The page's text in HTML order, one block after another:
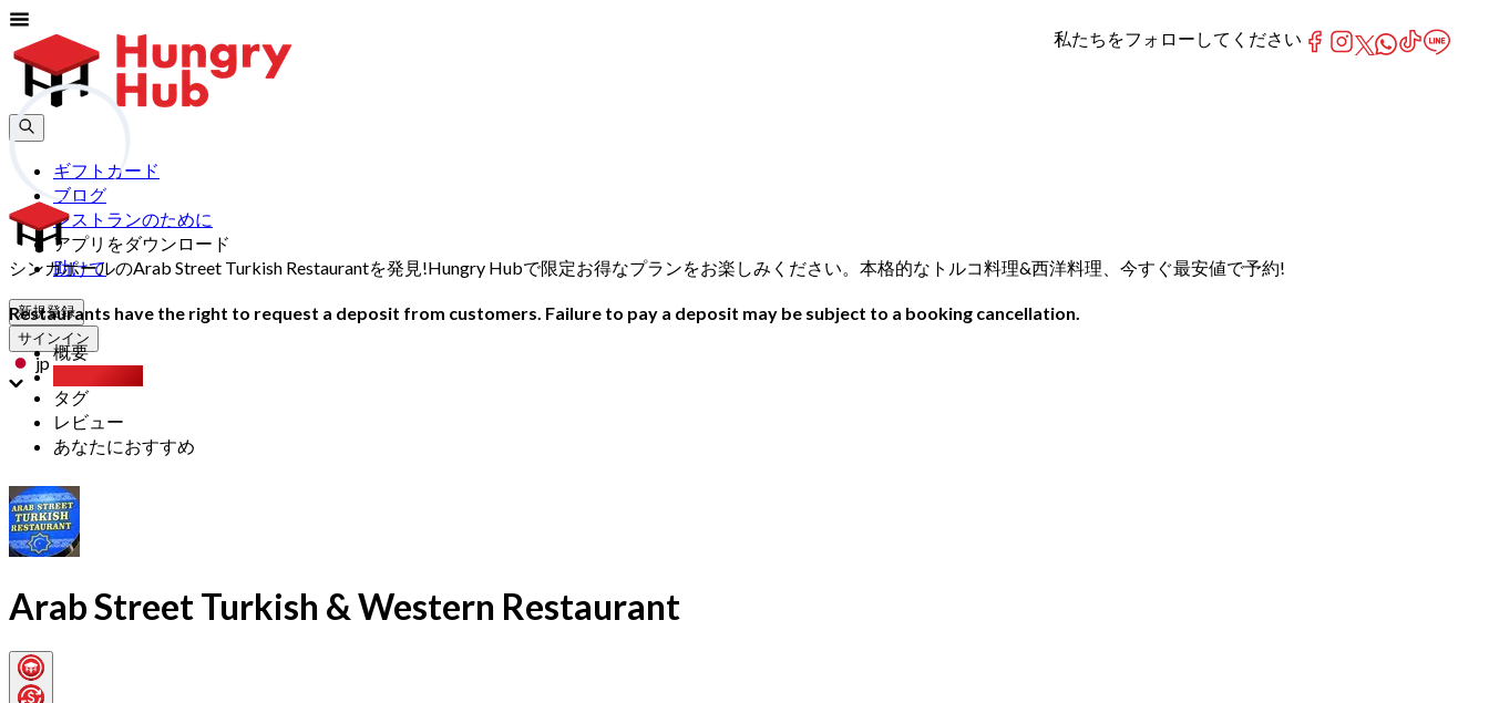
ギフトカード
ブログ
レストランのために
アプリをダウンロード
助けて
新規登録
サインイン
jp
シンガポールのArab Street Turkish Restaurantを発見!Hungry Hubで限定お得なプランをお楽しみください。本格的なトルコ料理&西洋料理、今すぐ最安値で予約!
Restaurants have the right to request a deposit from customers. Failure to pay a deposit may be subject to a booking cancellation.
概要
タグ
レビュー
あなたにおすすめ
Arab Street Turkish & Western Restaurant
私たちをフォローしてください